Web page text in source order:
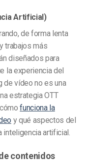
Artificial)
de forma lenta
trabajos más
diseñados para
la experiencia del
de vídeo no es una
estrategia OTT
funciona la
y qué aspectos del
inteligencia artificial.
contenidos